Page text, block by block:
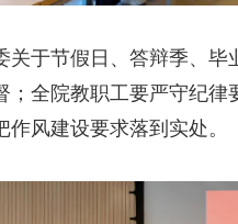
关于节假日、答辩季、毕
；全院教职工要严守纪
风建设要求落到实处。